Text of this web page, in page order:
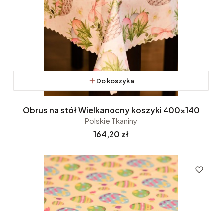
Do koszyka
Obrus na stół Wielkanocny koszyki 400x140
Polskie Tkaniny
Cena
164,20 zł